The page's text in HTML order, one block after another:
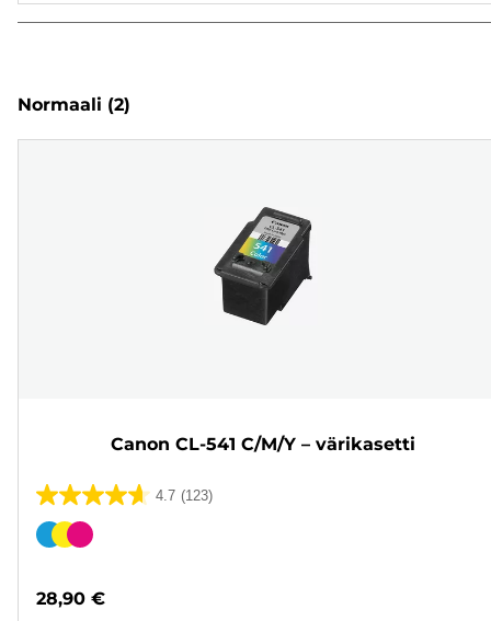
Normaali (2)
Canon CL-541 C/M/Y – värikasetti
4.7 (123)
4.7/5
tähteä.
Värikasetti
28,90 €